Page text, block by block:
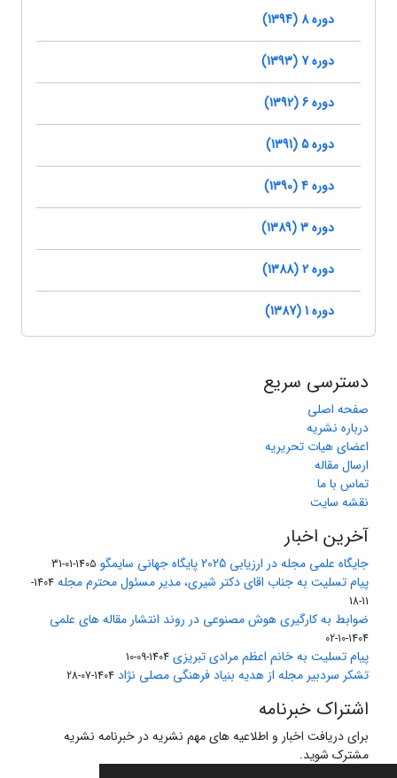
دوره 8 (1394)
دوره 7 (1393)
دوره 6 (1392)
دوره 5 (1391)
دوره 4 (1390)
دوره 3 (1389)
دوره 2 (1388)
دوره 1 (1387)
دسترسی سریع
صفحه اصلی
درباره نشریه
اعضای هیات تحریریه
ارسال مقاله
تماس با ما
نقشه سایت
آخرین اخبار
جایگاه علمی مجله در ارزیابی 2025 پایگاه جهانی سایمگو 1405-01-31
پیام تسلیت به جناب اقای دکتر شیری، مدیر مسئول محترم مجله
1404-
11-18
ضوابط به کارگیری هوش مصنوعی در روند انتشار مقاله های علمی
1404-10-02
پیام تسلیت به خانم اعظم مرادی تبریزی 1404-09-10
تشکر سردبیر مجله از هدیه بنیاد فرهنگی مصلی نژاد 1404-07-28
اشتراک خبرنامه
برای دریافت اخبار و اطلاعیه های مهم نشریه در خبرنامه نشریه
مشترک شوید.